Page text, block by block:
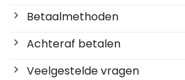
Betaalmethoden
Achteraf betalen
Veelgestelde vragen